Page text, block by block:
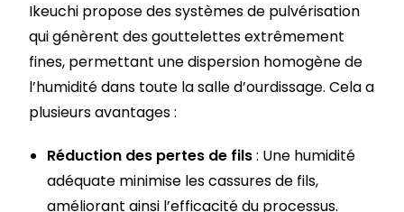
Ikeuchi propose des systèmes de pulvérisation
qui génèrent des gouttelettes extrêmement
fines, permettant une dispersion homogène de
l’humidité dans toute la salle d’ourdissage. Cela a
plusieurs avantages :
Réduction des pertes de fils: Une humidité
adéquate minimise les cassures de fils,
améliorant ainsi l’efficacité du processus.